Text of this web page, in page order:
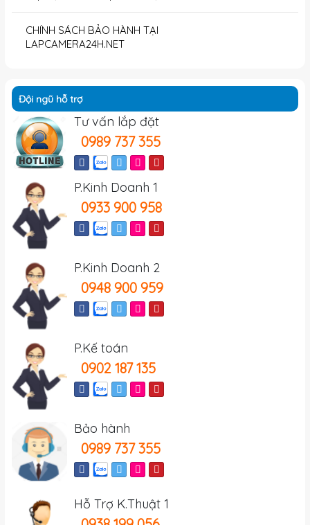
CHÍNH SÁCH BẢO HÀNH TẠI
LAPCAMERA24H.NET
Đội ngũ hỗ trợ
Tư vấn lắp đặt
0989 737 355
P.Kinh Doanh 1
0933 900 958
P.Kinh Doanh 2
0948 900 959
P.Kế toán
0902 187 135
Bảo hành
0989 737 355
Hỗ Trợ K.Thuật 1